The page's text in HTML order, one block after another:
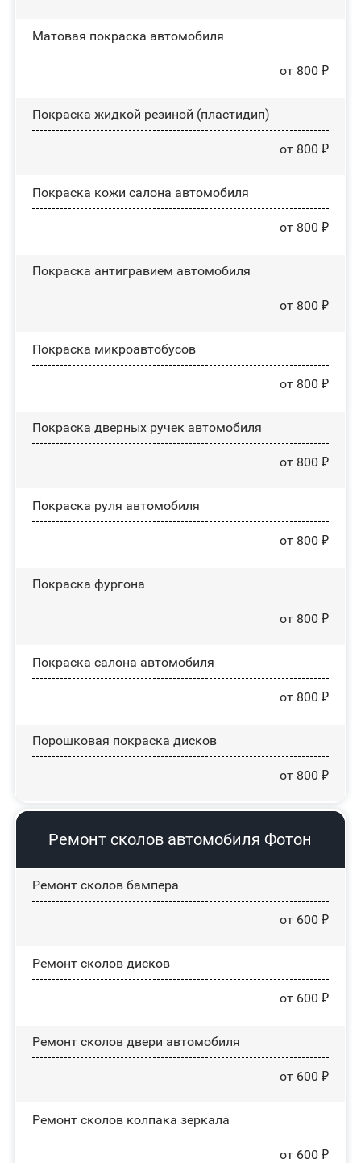
Матовая покраска автомобиля
от 800 ₽
Покраска жидкой резиной (пластидип)
от 800 ₽
Покраска кожи салона автомобиля
от 800 ₽
Покраска антигравием автомобиля
от 800 ₽
Покраска микроавтобусов
от 800 ₽
Покраска дверных ручек автомобиля
от 800 ₽
Покраска руля автомобиля
от 800 ₽
Покраска фургона
от 800 ₽
Покраска салона автомобиля
от 800 ₽
Порошковая покраска дисков
от 800 ₽
Ремонт сколов автомобиля Фотон
Ремонт сколов бампера
от 600 ₽
Ремонт сколов дисков
от 600 ₽
Ремонт сколов двери автомобиля
от 600 ₽
Ремонт сколов колпака зеркала
от 600 ₽